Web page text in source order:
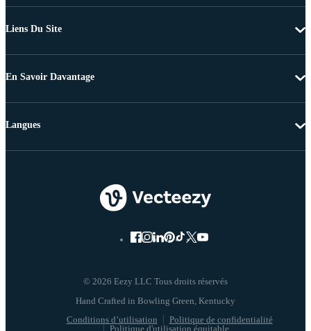
Liens Du Site
En Savoir Davantage
© 2026 Eezy LLC Tous droits réservés
Conditions d’utilisation
Politique de confidentialité
Politique d'utilisation équitable
Langues